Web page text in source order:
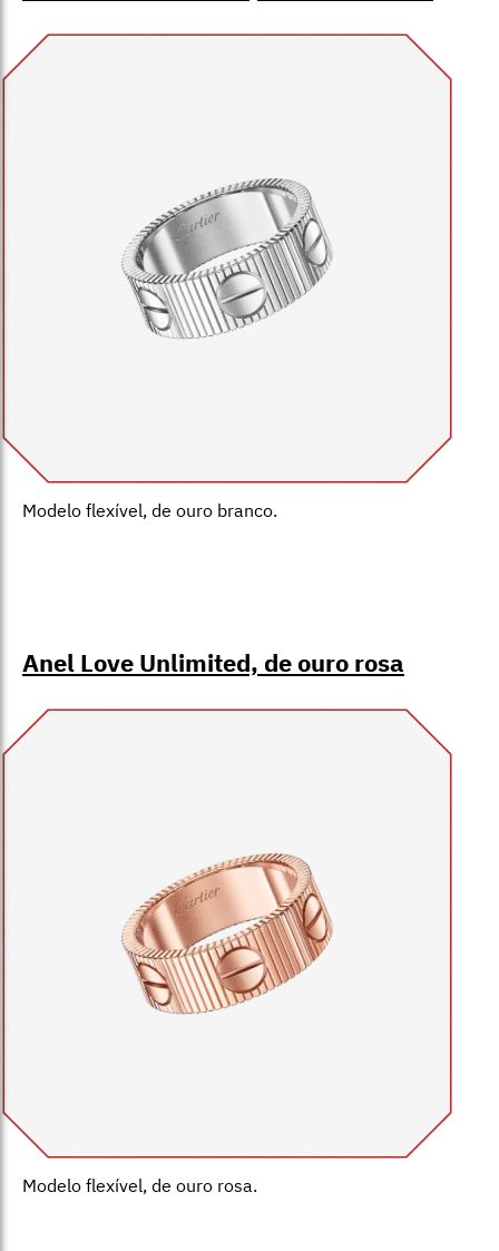
Modelo flexível, de ouro branco.
Anel Love Unlimited, de ouro rosa
Modelo flexível, de ouro rosa.